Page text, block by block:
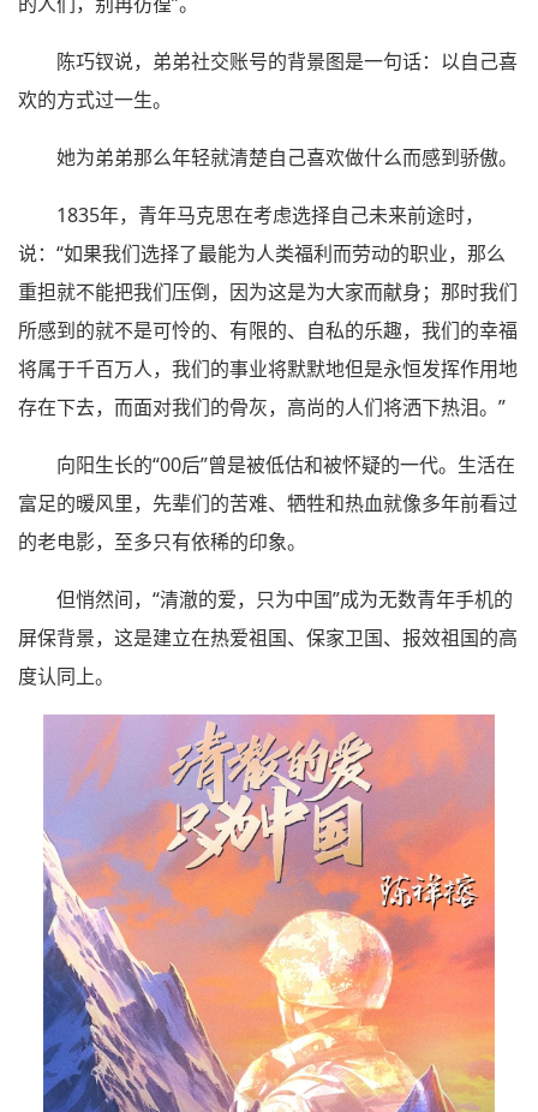
陈巧钗说，弟弟社交账号的背景图是一句话：以自己喜
欢的方式过一生。
她为弟弟那么年轻就清楚自己喜欢做什么而感到骄傲。
1835年，青年马克思在考虑选择自己未来前途时，
说：“如果我们选择了最能为人类福利而劳动的职业，那么
重担就不能把我们压倒，因为这是为大家而献身；那时我们
所感到的就不是可怜的、有限的、自私的乐趣，我们的幸福
将属于千百万人，我们的事业将默默地但是永恒发挥作用地
存在下去，而面对我们的骨灰，高尚的人们将洒下热泪。”
向阳生长的“00后”曾是被低估和被怀疑的一代。生活在
富足的暖风里，先辈们的苦难、牺牲和热血就像多年前看过
的老电影，至多只有依稀的印象。
但悄然间，“清澈的爱，只为中国”成为无数青年手机的
屏保背景，这是建立在热爱祖国、保家卫国、报效祖国的高
度认同上。